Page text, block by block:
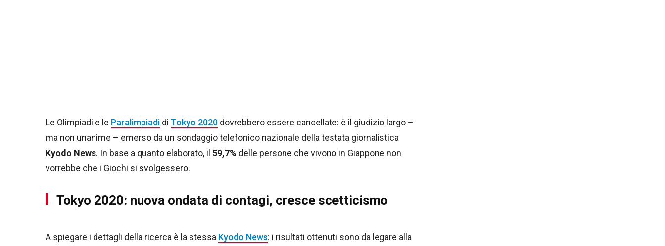
Le Olimpiadi e le Paralimpiadi di Tokyo 2020 dovrebbero essere cancellate: è il giudizio largo –
ma non unanime – emerso da un sondaggio telefonico nazionale della testata giornalistica
Kyodo News. In base a quanto elaborato, il 59,7% delle persone che vivono in Giappone non
vorrebbe che i Giochi si svolgessero.
Tokyo 2020: nuova ondata di contagi, cresce scetticismo
A spiegare i dettagli della ricerca è la stessa Kyodo News: i risultati ottenuti sono da legare alla